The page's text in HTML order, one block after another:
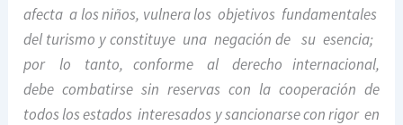
afecta a los niños, vulnera los objetivos fundamentales
del turismo y constituye una negación de su esencia;
por lo tanto, conforme al derecho internacional,
debe combatirse sin reservas con la cooperación de
todos los estados interesados y sancionarse con rigor en